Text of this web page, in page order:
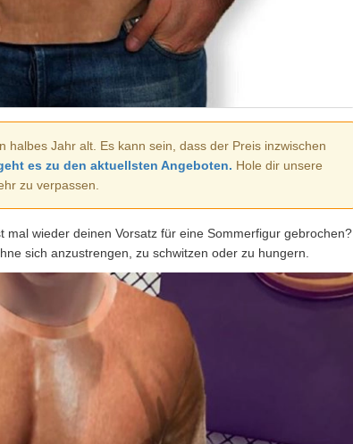
halbes Jahr alt. Es kann sein, dass der Preis inzwischen
es zu den aktuellsten Angeboten. Hole dir unsere
zu verpassen.
wieder deinen Vorsatz für eine Sommerfigur gebrochen?
sich anzustrengen, zu schwitzen oder zu hungern.